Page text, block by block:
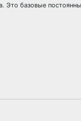
базовые